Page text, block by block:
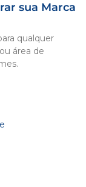
sua Marca
qualquer
área de